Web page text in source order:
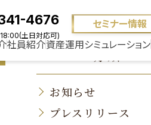
4676
土日対応可)
セミナー情報
社員紹介資産運用シミュレーション
お知らせ
プレスリリース